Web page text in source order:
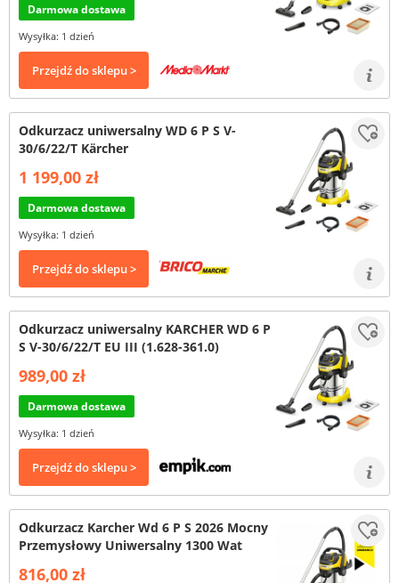
Darmowa dostawa
Wysyłka: 1 dzień
Przejdź do sklepu >
Odkurzacz uniwersalny WD 6 P S V-
30/6/22/T Kärcher
1 199,00 zł
Darmowa dostawa
Wysyłka: 1 dzień
Przejdź do sklepu >
Odkurzacz uniwersalny KARCHER WD 6 P
S V-30/6/22/T EU III (1.628-361.0)
989,00 zł
Darmowa dostawa
Wysyłka: 1 dzień
Przejdź do sklepu >
Odkurzacz Karcher Wd 6 P S 2026 Mocny
Przemysłowy Uniwersalny 1300 Wat
816,00 zł